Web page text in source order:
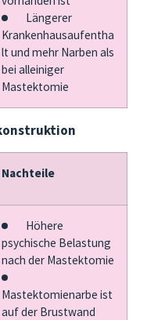
Längerer
Krankenhausaufentha
lt und mehr Narben als
bei alleiniger
Mastektomie
Nachteile
Höhere
psychische Belastung
nach der Mastektomie
Mastektomienarbe ist
auf der Brustwand